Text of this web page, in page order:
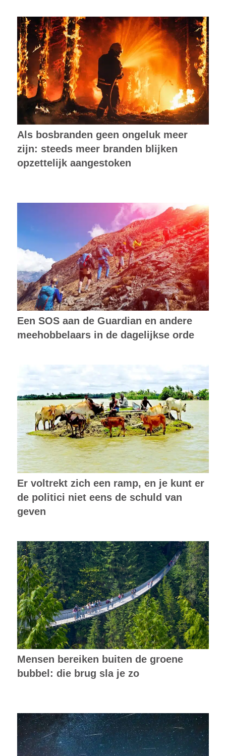
Als bosbranden geen ongeluk meer
zijn: steeds meer branden blijken
opzettelijk aangestoken
Een SOS aan de Guardian en andere
meehobbelaars in de dagelijkse orde
Er voltrekt zich een ramp, en je kunt er
de politici niet eens de schuld van
geven
Mensen bereiken buiten de groene
bubbel: die brug sla je zo